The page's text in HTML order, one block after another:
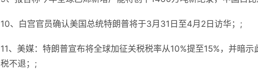
10、白宫官员确认美国总统特朗普将于3月31日至4月2日访华；;
11、美媒：特朗普宣布将全球加征关税税率从10%提至15%，并暗
税不退；;